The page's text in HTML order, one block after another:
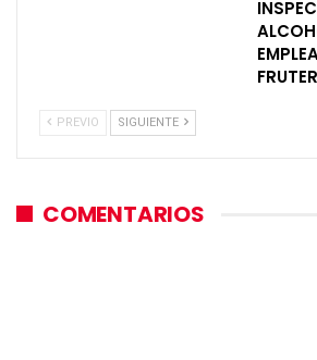
PREVIO SIGUIENTE
COMENTARIOS